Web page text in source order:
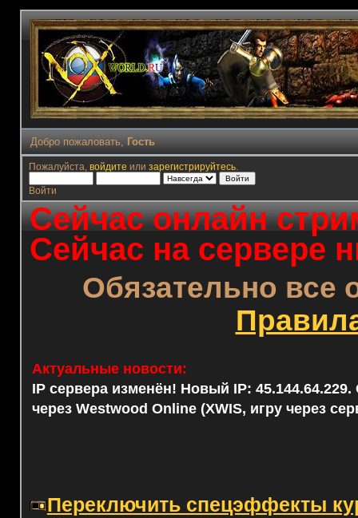
Добро пожаловать, Гость
Пожалуйста, войдите или зарегистрируйтесь.
Войти
Сейчас онлайн
Сейчас на сервере
Обязательно все
Актуальные новости:
IP сервера изменён! Новый IP: 45.144.64.229.
через Westwood Online (XWIS, игру через
Переключить спецэффекты